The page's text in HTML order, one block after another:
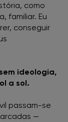
como
familiar. Eu
conseguir
ideologia,
a sol.
passam-se
—